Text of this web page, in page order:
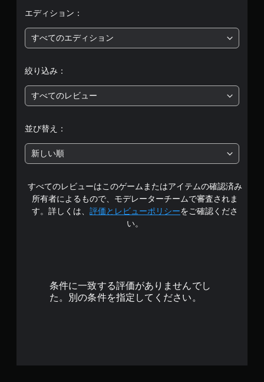
は
段
階
の
3
.
7
エディション：
すべてのエディション
絞り込み：
すべてのレビュー
並び替え：
新しい順
すべてのレビューはこのゲームまたはアイテムの確認済み
所有者によるもので、モデレーターチームで審査されま
す。詳しくは、 評価とレビューポリシーをご確認くださ
い。
条件に一致する評価がありませんでし
た。別の条件を指定してください。